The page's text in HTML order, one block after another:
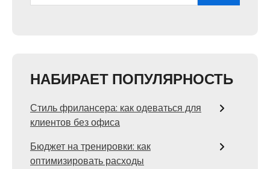
НАБИРАЕТ ПОПУЛЯРНОСТЬ
Стиль фрилансера: как одеваться для
клиентов без офиса
Бюджет на тренировки: как
оптимизировать расходы